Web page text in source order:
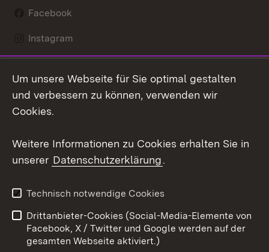
Facebook
Instagram
Mastodon
Youtube
Kontakt
Datenschutz
Barrierefreiheit
Impressum Cookies
Um unsere Webseite für Sie optimal gestalten
und verbessern zu können, verwenden wir
Cookies.
Weitere Informationen zu Cookies erhalten Sie in
unserer Datenschutzerklärung.
Technisch notwendige Cookies
Drittanbieter-Cookies (Social-Media-Elemente von
Facebook, X / Twitter und Google werden auf der
gesamten Webseite aktiviert.)